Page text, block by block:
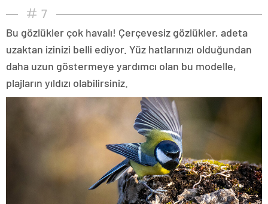
7
Bu gözlükler çok havalı! Çerçevesiz gözlükler, adeta
uzaktan izinizi belli ediyor. Yüz hatlarınızı olduğundan
daha uzun göstermeye yardımcı olan bu modelle,
plajların yıldızı olabilirsiniz.